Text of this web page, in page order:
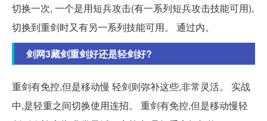
切换一次, 一个是用短兵攻击(有一系列短兵攻击技能可用),
切换到重剑时又有另一系列技能可用。 通过内。
剑网3藏剑重剑好还是轻剑好?
重剑有免控,但是移动慢 轻剑则弥补这些,非常灵活。 实战
中,是轻重之间切换使用连招。 重剑有免控,但是移动慢轻